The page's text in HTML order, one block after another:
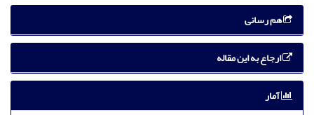
هم رسانی
ارجاع به این مقاله
آمار